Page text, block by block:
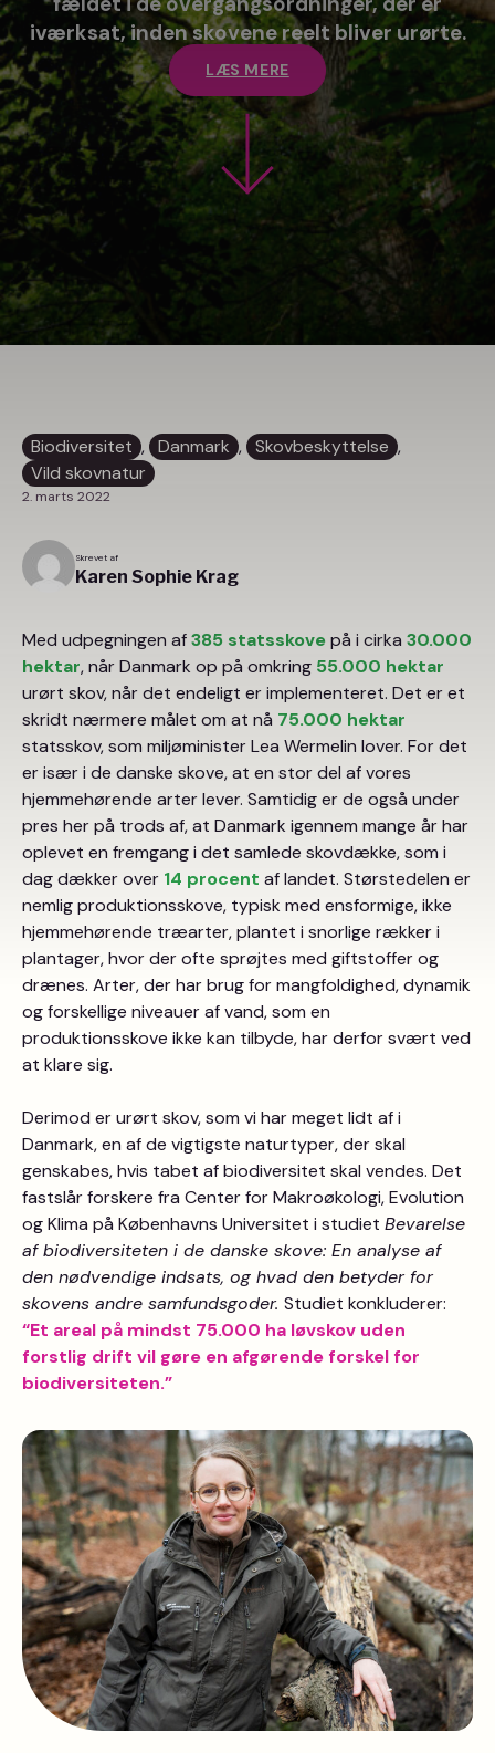
iværksat, inden skovene reelt bliver urørte.
LÆS MERE
Biodiversitet , Danmark , Skovbeskyttelse ,
Vild skovnatur
2. marts 2022
Skrevet af
Karen Sophie Krag
Med udpegningen af385 statsskovepå i cirka 30.000
hektar, når Danmark op på omkring 55.000 hektar
urørt skov, når det endeligt er implementeret. Det er et
skridt nærmere målet om at nå 75.000 hektar
statsskov, som miljøminister Lea Wermelin lover. For det
er især i de danske skove, at en stor del af vores
hjemmehørende arter lever. Samtidig er de også under
pres her på trods af, at Danmark igennem mange år har
oplevet en fremgang i det samlede skovdække, som i
dag dækker over 14 procent af landet. Størstedelen er
nemlig produktionsskove, typisk med ensformige, ikke
hjemmehørende træarter, plantet i snorlige rækker i
plantager, hvor der ofte sprøjtes med giftstoffer og
drænes. Arter, der har brug for mangfoldighed, dynamik
og forskellige niveauer af vand, som en
produktionsskove ikke kan tilbyde, har derfor svært ved
at klare sig.
Derimod er urørt skov, som vi har meget lidt af i
Danmark, en af de vigtigste naturtyper, der skal
genskabes, hvis tabet af biodiversitet skal vendes. Det
fastslår forskere fra Center for Makroøkologi, Evolution
og Klima på Københavns Universitet i studiet Bevarelse
af biodiversiteten i de danske skove: En analyse af
den nødvendige indsats, og hvad den betyder for
skovens andre samfundsgoder. Studiet konkluderer:
“Et areal på mindst 75.000 ha løvskov uden
forstlig drift vil gøre en afgørende forskel for
biodiversiteten.”